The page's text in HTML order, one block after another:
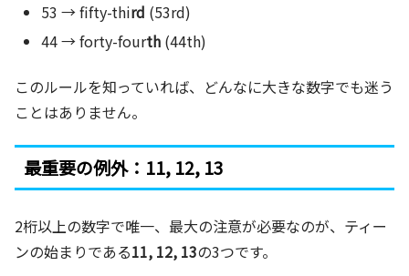
53 → fifty-third (53rd)
44 → forty-fourth (44th)
このルールを知っていれば、どんなに大きな数字でも迷う
ことはありません。
最重要の例外：11, 12, 13
2桁以上の数字で唯一、最大の注意が必要なのが、ティー
ンの始まりである11, 12, 13の3つです。